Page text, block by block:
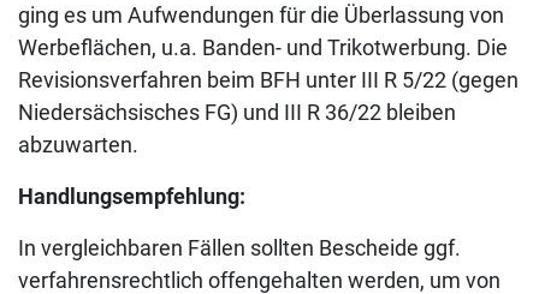
ging es um Aufwendungen für die Überlassung von
Werbeflächen, u.a. Banden- und Trikotwerbung. Die
Revisionsverfahren beim BFH unter III R 5/22 (gegen
Niedersächsisches FG) und III R 36/22 bleiben
abzuwarten.
Handlungsempfehlung:
In vergleichbaren Fällen sollten Bescheide ggf.
verfahrensrechtlich offengehalten werden, um von